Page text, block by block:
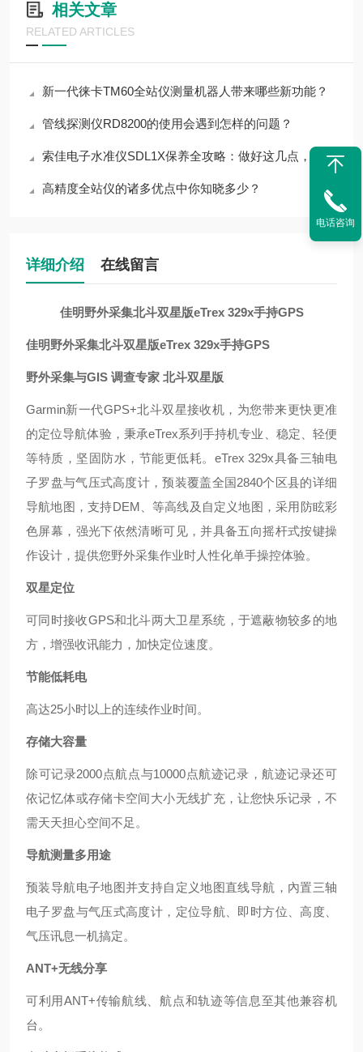
相关文章
RELATED ARTICLES
新一代徕卡TM60全站仪测量机器人带来哪些新功能？
管线探测仪RD8200的使用会遇到怎样的问题？
索佳电子水准仪SDL1X保养全攻略：做好这几点，仪器耐用性直接翻倍
高精度全站仪的诸多优点中你知晓多少？
详细介绍 在线留言
佳明野外采集北斗双星版eTrex 329x手持GPS
佳明野外采集北斗双星版eTrex 329x手持GPS
野外采集与GIS 调查专家 北斗双星版
Garmin新一代GPS+北斗双星接收机，为您带来更快更准
的定位导航体验，秉承eTrex系列手持机专业、稳定、轻便
等特质，坚固防水，节能更低耗。eTrex 329x具备三轴电
子罗盘与气压式高度计，预装覆盖全国2840个区县的详细
导航地图，支持DEM、等高线及自定义地图，采用防眩彩
色屏幕，强光下依然清晰可见，并具备五向摇杆式按键操
作设计，提供您野外采集作业时人性化单手操控体验。
双星定位
可同时接收GPS和北斗两大卫星系统，于遮蔽物较多的地
方，增强收讯能力，加快定位速度。
节能低耗电
高达25小时以上的连续作业时间。
存储大容量
除可记录2000点航点与10000点航迹记录，航迹记录还可
依记忆体或存储卡空间大小无线扩充，让您快乐记录，不
需天天担心空间不足。
导航测量多用途
预装导航电子地图并支持自定义地图直线导航，內置三轴
电子罗盘与气压式高度计，定位导航、即时方位、高度、
气压讯息一机搞定。
ANT+无线分享
可利用ANT+传输航线、航点和轨迹等信息至其他兼容机
台。
电话咨询